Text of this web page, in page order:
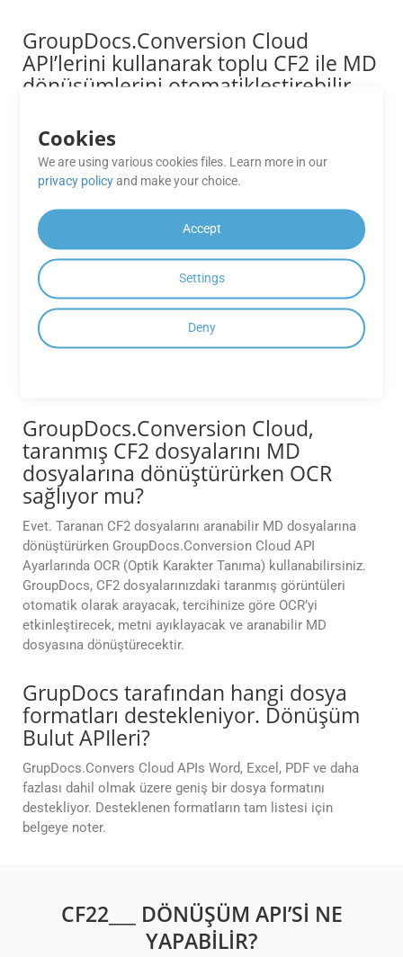
GroupDocs.Conversion Cloud
API’lerini kullanarak toplu CF2 ile MD
dönüşümlerini otomatikleştirebilir
GroupDocs.Conversion Cloud API’lerinin tümü, tek bir API
çağrısında bireysel CF2 dosyalarının MD’ye toplu
işlenmesine ve dönüştürülmesine olanak tanır. Bu özellik,
yararlıdır.
GrupDocs’in performansı ne kadar
güvenilirdir. Dönüşüm Bulut Ücretsiz
Uygulamaları?
GrupDocs.Convers Bulut Ücretsiz Uygulamalar dönüşüm
GroupDocs.Conversion Cloud,
taranmış CF2 dosyalarını MD
dosyalarına dönüştürürken OCR
sağlıyor mu?
Evet. Taranan CF2 dosyalarını aranabilir MD dosyalarına
dönüştürürken GroupDocs.Conversion Cloud API
Ayarlarında OCR (Optik Karakter Tanıma) kullanabilirsiniz.
GroupDocs, CF2 dosyalarınızdaki taranmış görüntüleri
otomatik olarak arayacak, tercihinize göre OCR’yi
etkinleştirecek, metni ayıklayacak ve aranabilir MD
dosyasına dönüştürecektir.
GrupDocs tarafından hangi dosya
formatları destekleniyor. Dönüşüm
Bulut APIleri?
GrupDocs.Convers Cloud APIs Word, Excel, PDF ve daha
fazlası dahil olmak üzere geniş bir dosya formatını
destekliyor. Desteklenen formatların tam listesi için
belgeye noter.
CF22___ DÖNÜŞÜM API’SI NE
YAPABILIR?
Cookies
We are using various cookies files. Learn more in our
privacy policyand make your choice.
Accept
Settings
Deny